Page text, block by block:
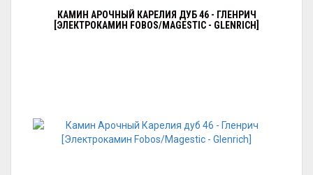
КАМИН АРОЧНЫЙ КАРЕЛИЯ ДУБ 46 - ГЛЕНРИЧ
[ЭЛЕКТРОКАМИН FOBOS/MAGESTIC - GLENRICH]